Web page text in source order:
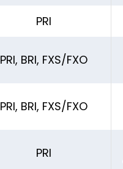
PRI
PRI, BRI, FXS/FXO
PRI, BRI, FXS/FXO
PRI